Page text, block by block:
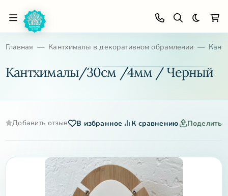
Темная
Главная Кантхималы в декоративном обрамлении
Кантхималы/30см /4мм / Черный
Добавить отзыв В избранное К сравнению